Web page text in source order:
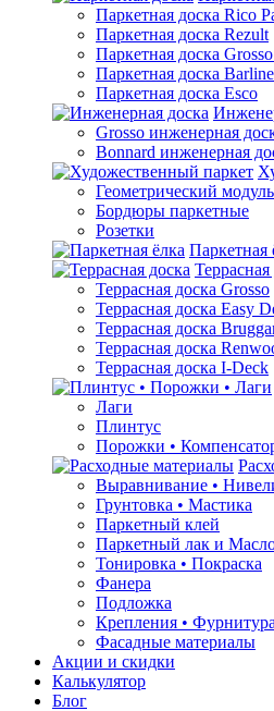
Паркетная доска Rico
Паркетная доска Rezult
Паркетная доска
Паркетная доска
Паркетная доска Esco
Grosso инженерная
Bonnard инженерная
Геометрический
Бордюры паркетные
Розетки
Паркетная
Террасная
Террасная доска Grosso
Террасная доска Easy
Террасная доска
Террасная доска
Террасная доска I-Deck
Лаги
Плинтус
Порожки •
Выравнивание •
Грунтовкa • Мастика
Паркетный клей
Паркетный лак и
Тонировка • Покраска
Фанера
Подложка
Крепления • Фурнитура
Фасадные материалы
Акции и скидки
Калькулятор
Блог